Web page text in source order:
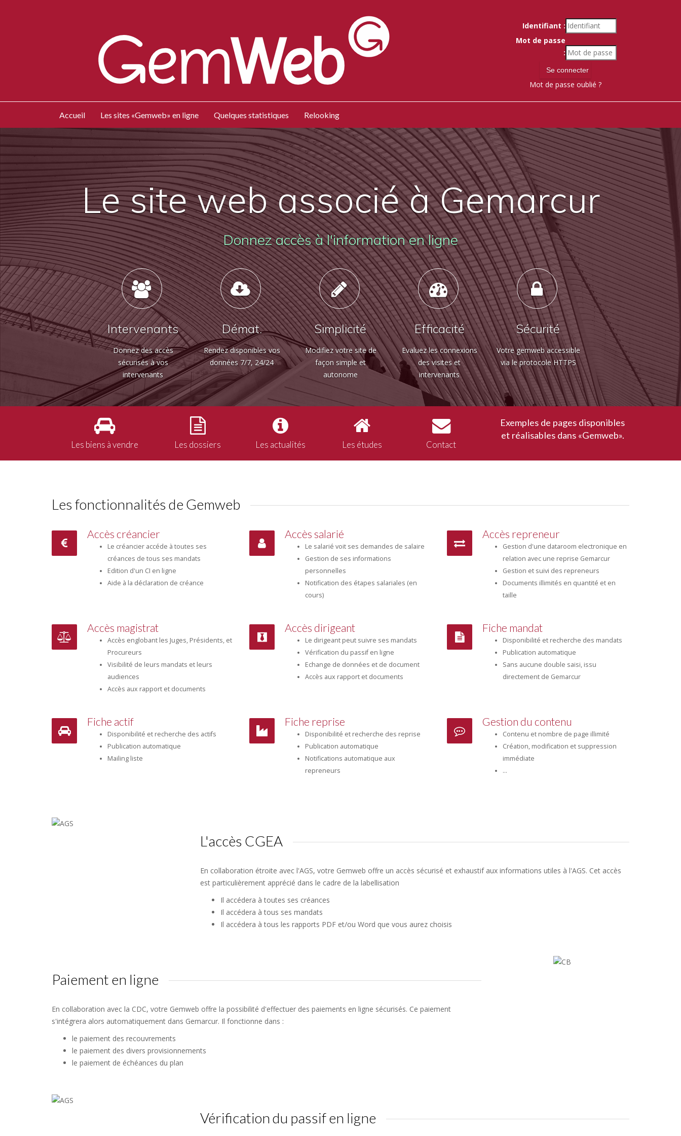
Identifiant :
Mot de passe
:
Mot de passe oublié ?
Accueil Les sites «Gemweb» en ligne Quelques statistiques Relooking
Le site web associé à Gemarcur
Donnez accès à l'information en ligne
Intervenants
Donnez des accès
sécurisés à vos
intervenants
Démat.
Rendez disponibles vos
données 7/7, 24/24
Simplicité
Modifiez votre site de
façon simple et
autonome
Efficacité
Evaluez les connexions
des visites et
intervenants
Sécurité
Votre gemweb accessible
via le protocole HTTPS
Les biens à vendre Les dossiers Les actualités Les études Contact
Exemples de pages disponibles
et réalisables dans «Gemweb».
Les fonctionnalités de Gemweb
Accès créancier
Le créancier accéde à toutes ses
créances de tous ses mandats
Edition d'un CI en ligne
Aide à la déclaration de créance
Accès salarié
Le salarié voit ses demandes de salaire
Gestion de ses informations
personnelles
Notification des étapes salariales (en
cours)
Accès repreneur
Gestion d'une dataroom electronique en
relation avec une reprise Gemarcur
Gestion et suivi des repreneurs
Documents illimités en quantité et en
taille
Accès magistrat
Accès englobant les Juges, Présidents, et
Procureurs
Visibilité de leurs mandats et leurs
audiences
Accès aux rapport et documents
Accès dirigeant
Le dirigeant peut suivre ses mandats
Vérification du passif en ligne
Echange de données et de document
Accès aux rapport et documents
Fiche mandat
Disponibilité et recherche des mandats
Publication automatique
Sans aucune double saisi, issu
directement de Gemarcur
Fiche actif
Disponibilité et recherche des actifs
Publication automatique
Mailing liste
Fiche reprise
Disponibilité et recherche des reprise
Publication automatique
Notifications automatique aux
repreneurs
Gestion du contenu
Contenu et nombre de page illimité
Création, modification et suppression
immédiate
...
L'accès CGEA
En collaboration étroite avec l'AGS, votre Gemweb offre un accès sécurisé et exhaustif aux informations utiles à l'AGS. Cet accès
est particulièrement apprécié dans le cadre de la labellisation
Il accédera à toutes ses créances
Il accédera à tous ses mandats
Il accédera à tous les rapports PDF et/ou Word que vous aurez choisis
Paiement en ligne
En collaboration avec la CDC, votre Gemweb offre la possibilité d'effectuer des paiements en ligne sécurisés. Ce paiement
s'intégrera alors automatiquement dans Gemarcur. Il fonctionne dans :
le paiement des recouvrements
le paiement des divers provisionnements
le paiement de échéances du plan
Vérification du passif en ligne